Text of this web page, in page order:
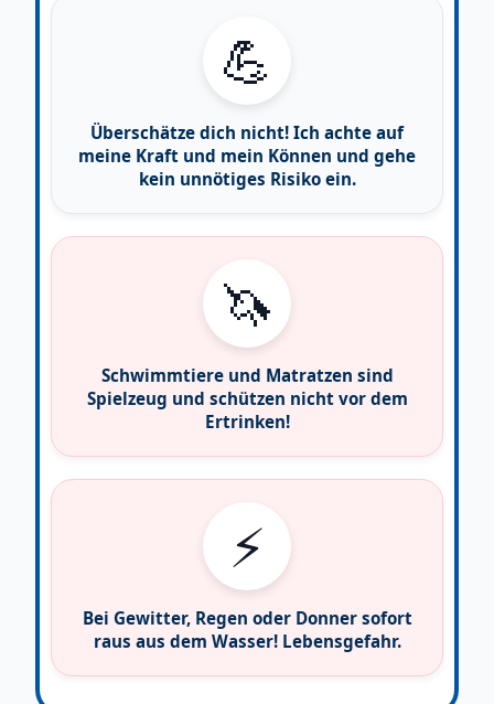
💪
Überschätze dich nicht! Ich achte auf
meine Kraft und mein Können und gehe
kein unnötiges Risiko ein.
🦄
Schwimmtiere und Matratzen sind
Spielzeug und schützen nicht vor dem
Ertrinken!
⚡
Bei Gewitter, Regen oder Donner sofort
raus aus dem Wasser! Lebensgefahr.